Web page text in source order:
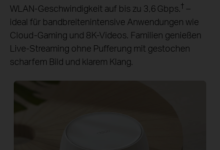
WLAN‑Geschwindigkeit auf bis zu 3,6 Gbps.† –
ideal für bandbreitenintensive Anwendungen wie
Cloud‑Gaming und 8K‑Videos. Familien genießen
Live‑Streaming ohne Pufferung mit gestochen
scharfem Bild und klarem Klang.